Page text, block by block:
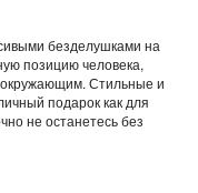
безделушками на
позицию человека,
Стильные и
подарок как для
не останетесь без